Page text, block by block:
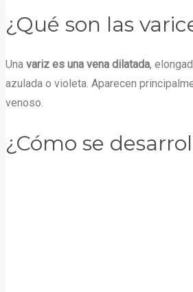
¿Qué son las
Una variz es una vena dilatada,
azulada o violeta. Aparecen
venoso.
¿Cómo se